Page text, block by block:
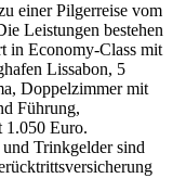
einer Pilgerreise vom
Leistungen bestehen
in Economy-Class mit
Lissabon, 5
Doppelzimmer mit
Führung,
1.050 Euro.
Trinkgelder sind